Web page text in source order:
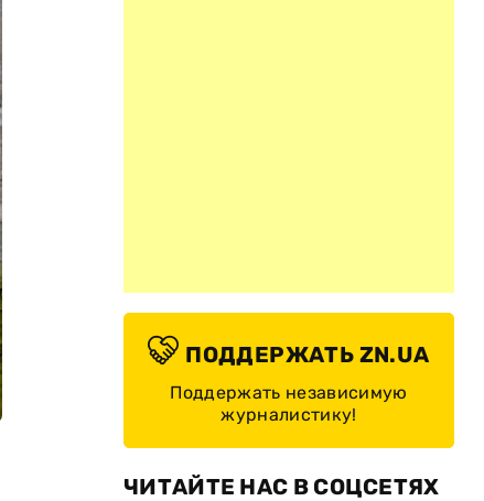
ПОДДЕРЖАТЬ ZN.UA
Поддержать независимую
журналистику!
ЧИТАЙТЕ НАС В СОЦСЕТЯХ